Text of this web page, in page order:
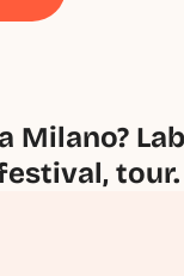
Milano?